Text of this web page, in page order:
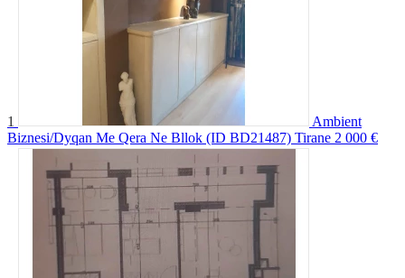
1
Ambient
Biznesi/Dyqan Me Qera Ne Bllok (ID BD21487) Tirane 2 000 €